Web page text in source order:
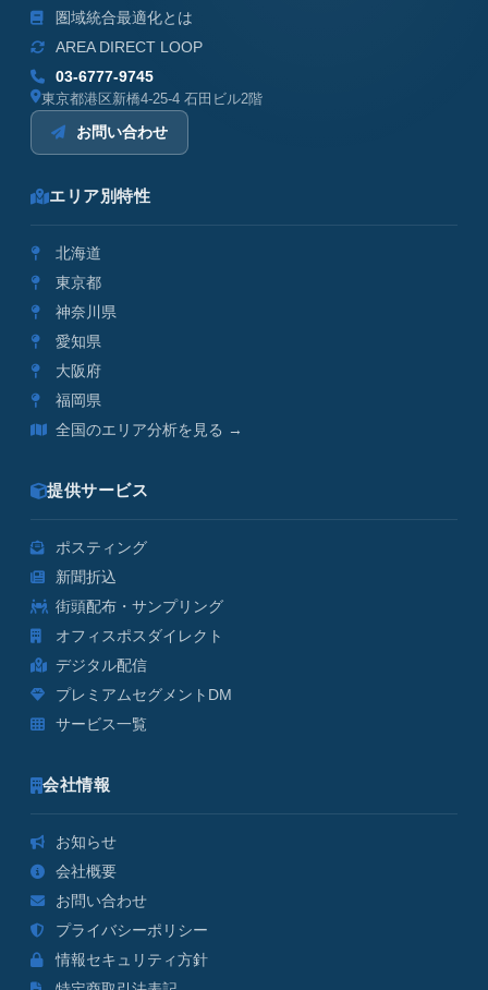
圏域統合最適化とは
AREA DIRECT LOOP
03-6777-9745
東京都港区新橋4-25-4 石田ビル2階
お問い合わせ
エリア別特性
北海道
東京都
神奈川県
愛知県
大阪府
福岡県
全国のエリア分析を見る →
提供サービス
ポスティング
新聞折込
街頭配布・サンプリング
オフィスポスダイレクト
デジタル配信
プレミアムセグメントDM
サービス一覧
会社情報
お知らせ
会社概要
お問い合わせ
プライバシーポリシー
情報セキュリティ方針